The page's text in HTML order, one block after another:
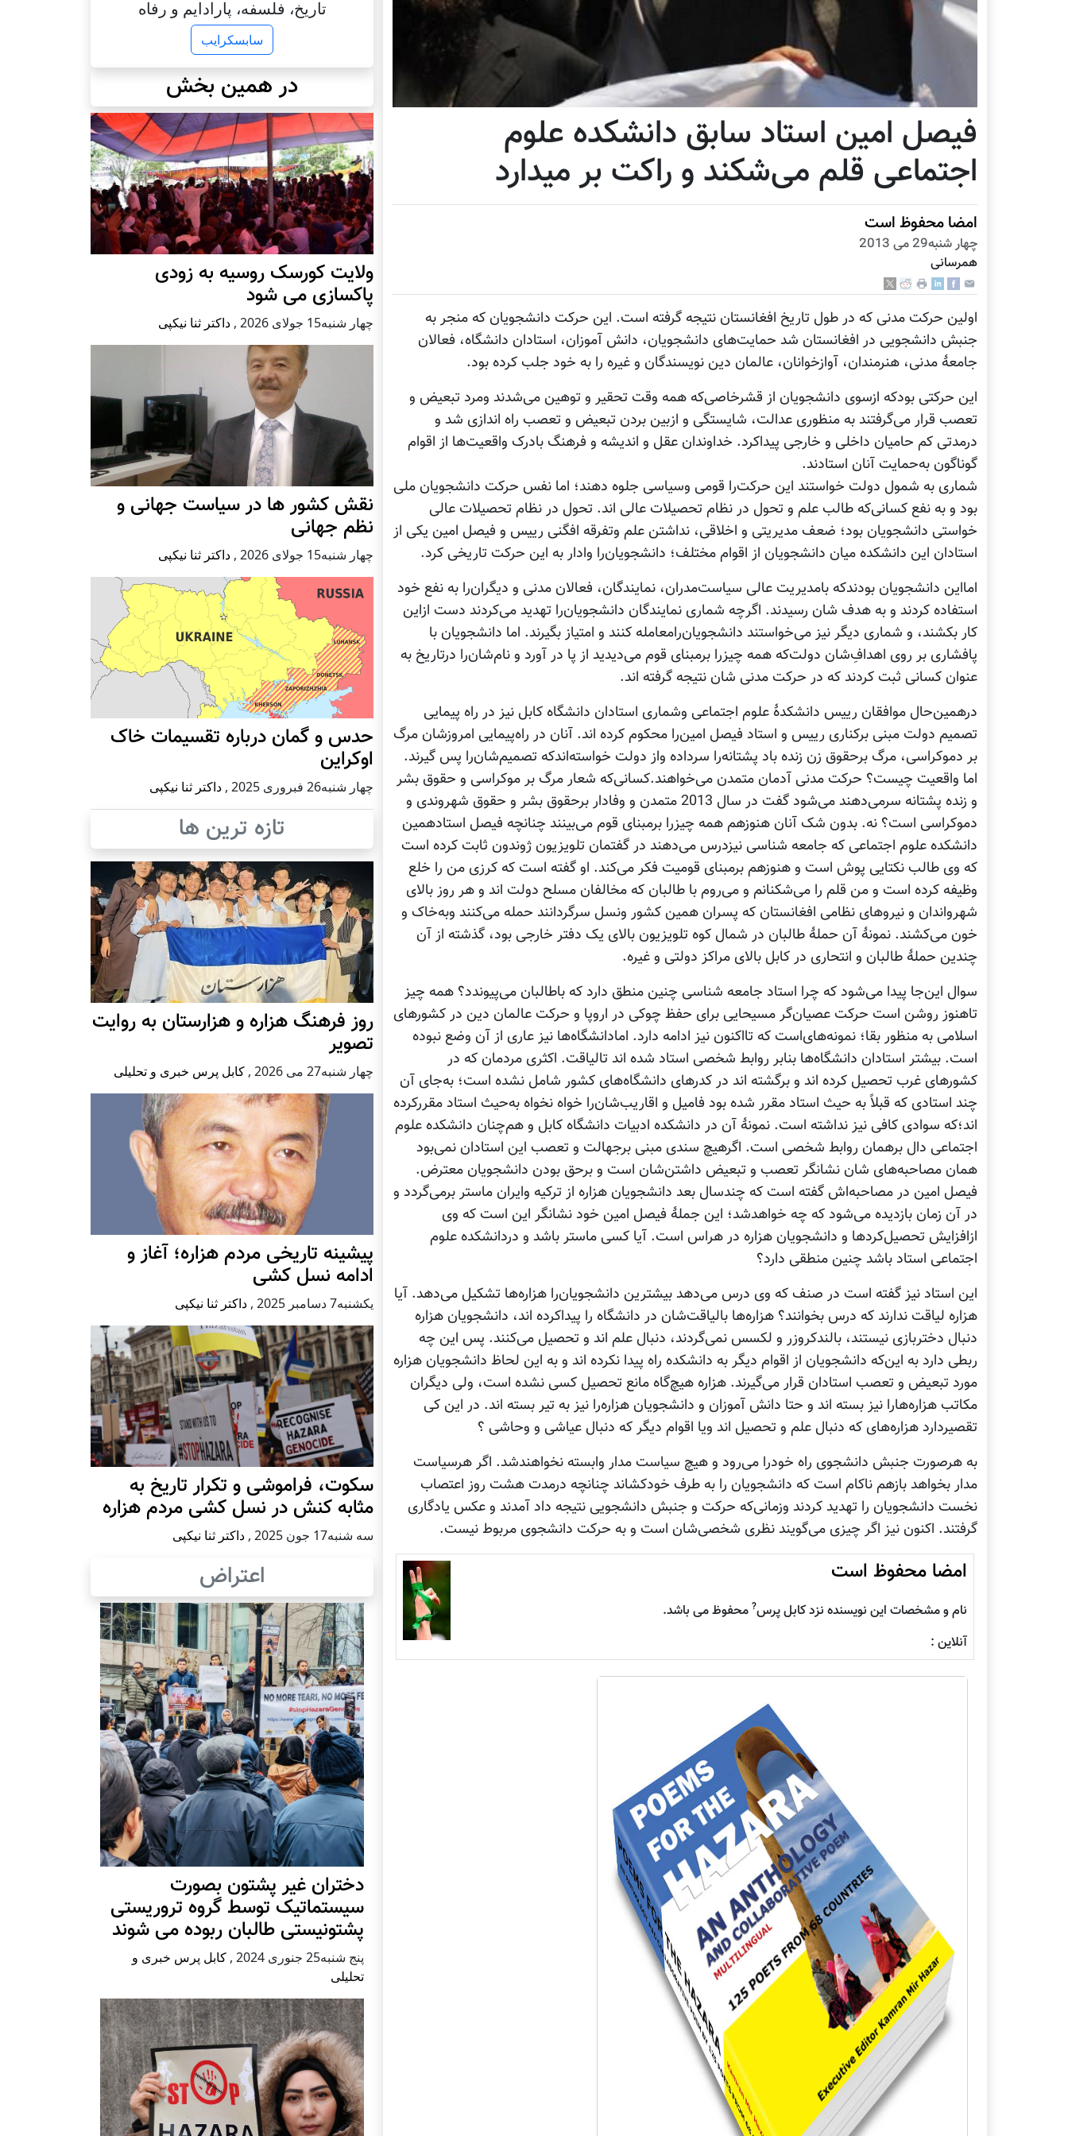
فیصل امین استاد سابق دانشکده علوم
اجتماعی قلم می‌شکند و راکت بر میدارد
امضا محفوظ است
چهار شنبه29 می 2013
همرسانی
اولین حرکت مدنی که در طول تاریخ افغانستان نتیجه گرفته است. این حرکت دانشجویان که منجر به
جنبش دانشجویی در افغانستان شد حمایت‌های دانشجویان، دانش آموزان، استادان دانشگاه، فعالان
جامعۀ مدنی، هنرمندان، آوازخوانان، عالمان دین نویسندگان و غیره را به خود جلب کرده بود.
این حرکتی بودکه ازسوی دانشجویان از قشرخاصی‌که همه وقت تحقیر و توهین می‌شدند ومرد تبعیض و
تعصب قرار می‌گرفتند به منظوری عدالت، شایستگی و ازبین بردن تبعیض و تعصب راه اندازی شد و
درمدتی کم حامیان داخلی و خارجی پیداکرد. خداوندان عقل و اندیشه و فرهنگ بادرک واقعیت‌ها از اقوام
گوناگون به‌حمایت آنان استادند.
شماری به شمول دولت خواستند این حرکت‌را قومی وسیاسی جلوه دهند؛ اما نفس حرکت دانشجویان ملی
بود و به نفع کسانی‌که طالب علم و تحول در نظام تحصیلات عالی اند. تحول در نظام تحصیلات عالی
خواستی دانشجویان بود؛ ضعف مدیریتی و اخلاقی، نداشتن علم وتفرقه افگنی رییس و فیصل امین یکی از
استادان این دانشکده میان دانشجویان از اقوام مختلف؛ دانشجویان‌را وادار به این حرکت تاریخی کرد.
امااین دانشجویان بودندکه بامدیریت عالی سیاست‌مدران، نمایندگان، فعالان مدنی و دیگران‌را به نفع خود
استفاده کردند و به هدف شان رسیدند. اگرچه شماری نمایندگان دانشجویان‌را تهدید می‌کردند دست ازاین
کار بکشند، و شماری دیگر نیز می‌خواستند دانشجویان‌رامعامله کنند و امتیاز بگیرند. اما دانشجویان با
پافشاری بر روی اهداف‌ِشان دولت‌که همه چیز‌را برمبنای قوم می‌دیدید از پا در آورد و نام‌شان‌را درتاریخ به
عنوان کسانی ثبت کردند که در حرکت مدنی شان نتیجه گرفته اند.
درهمین‌حال موافقان رییس دانشکدۀ علوم اجتماعی وشماری استادان دانشگاه کابل نیز در راه پیمایی
تصمیم دولت مبنی برکناری رییس و استاد فیصل امین‌را محکوم کرده اند. آنان در راه‌پیمایی امروزشان مرگ
بر دموکراسی، مرگ برحقوق زن زنده باد پشتانه‌را سرداده واز دولت خواسته‌اندکه تصمیم‌شان‌را پس گیرند.
اما واقعیت چیست؟ حرکت مدنی آدمان متمدن می‌خواهند.کسانی‌که شعار مرگ بر موکراسی و حقوق بشر
و زنده پشتانه سرمی‌دهند می‌شود گفت در سال 2013 متمدن و وفادار برحقوق بشر و حقوق شهروندی و
دموکراسی است؟ نه. بدون شک آنان هنوزهم همه چیزرا برمبنای قوم می‌بینند چنانچه فیصل استادهمین
دانشکده علوم اجتماعی که جامعه شناسی نیزدرس می‌دهند در گفتمان تلویزیون ژوندون ثابت کرده است
که وی طالب نکتایی پوش است و هنوزهم برمبنای قومیت فکر می‌کند. او گفته است که کرزی من را خلع
وظیفه کرده است و من قلم را می‌شکنانم و می‌روم با طالبان که مخالفان مسلح دولت اند و هر روز بالای
شهرواندان و نیروهای نظامی افغانستان که پسران همین کشور ونسل سرگردانند حمله می‌کنند وبه‌خاک و
خون می‌کشند. نمونۀ آن حملۀ طالبان در شمال کوه تلویزیون بالای یک دفتر خارجی بود، گذشته از آن
چندین حملۀ طالبان و انتحاری در کابل بالای مراکز دولتی و غیره.
سوال این‌جا پیدا می‌شود که چرا استاد جامعه شناسی چنین منطق دارد که باطالبان می‌پیوندد؟ همه چیز
تاهنوز روشن است حرکت عصیان‌گر مسیحایی برای حفظ چوکی در اروپا و حرکت عالمان دین در کشورهای
اسلامی به منظور بقا؛ نمونه‌های‌است که تااکنون نیز ادامه دارد. امادانشگاه‌ها نیز عاری از آن وضع نبوده
است. بیشتر استادان دانشگاه‌ها بنابر روابط شخصی استاد شده اند تالیاقت. اکثری مردمان که در
کشورهای غرب تحصیل کرده اند و برگشته اند در کدرهای دانشگاه‌های کشور شامل نشده است؛ به‌جای آن
چند استادی که قبلاً به حیث استاد مقرر شده بود فامیل و اقاریب‌شان‌را خواه نخواه به‌حیث استاد مقررکرده
اند؛که سوادی کافی نیز نداشته است. نمونۀ آن در دانشکده ادبیات دانشگاه کابل و هم‌چنان دانشکده علوم
اجتماعی دال برهمان روابط شخصی است. اگرهیچ سندی مبنی برجهالت و تعصب این استادان نمی‌بود
همان مصاحبه‌های شان نشانگر تعصب و تبعیض داشتن‌شان است و برحق بودن دانشجویان معترض.
فیصل امین در مصاحبه‌اش گفته است که چندسال بعد دانشجویان هزاره از ترکیه وایران ماستر برمی‌گردد و
در آن زمان بازدیده می‌شود که چه خواهدشد؛ این جملۀ فیصل امین خود نشانگر این است که وی
ازافزایش تحصیل‌کردها و دانشجویان هزاره در هراس است. آیا کسی ماستر باشد و دردانشکده علوم
اجتماعی استاد باشد چنین منطقی دارد؟
این استاد نیز گفته است در صنف که وی درس می‌دهد بیشترین دانشجویان‌را هزاره‌ها تشکیل می‌دهد. آیا
هزاره لیاقت ندارند که درس بخوانند؟ هزاره‌ها بالیاقت‌شان در دانشگاه را پیداکرده اند، دانشجویان هزاره
دنبال دختربازی نیستند، بالندکروزر و لکسس نمی‌گردند، دنبال علم اند و تحصیل می‌کنند. پس این چه
ربطی دارد به این‌که دانشجویان از اقوام دیگر به دانشکده راه پیدا نکرده اند و به این لحاظ دانشجویان هزاره
مورد تبعیض و تعصب استادان قرار می‌گیرند. هزاره هیچ‌گاه مانع تحصیل کسی نشده است، ولی دیگران
مکاتب هزاره‌هارا نیز بسته اند و حتا دانش آموزان و دانشجویان هزاره‌را نیز به تیر بسته اند. در این کی
تقصیردارد هزاره‌های که دنبال علم و تحصیل اند ویا اقوام دیگر که دنبال عیاشی و وحاشی ؟
به هرصورت جنبش دانشجوی راه خودرا می‌رود و هیچ سیاست مدار وابسته نخواهندشد. اگر هرسیاست
مدار بخواهد بازهم ناکام است که دانشجویان را به طرف خودکشاند چنانچه درمدت هشت روز اعتصاب
نخست دانشجویان را تهدید کردند وزمانی‌که حرکت و جنبش دانشجویی نتیجه داد آمدند و عکس یادگاری
گرفتند. اکنون نیز اگر چیزی می‌گویند نظری شخصی‌شان است و به حرکت دانشجوی مربوط نیست.
امضا محفوظ است
نام و مشخصات این نویسنده نزد کابل پرس? محفوظ می باشد.
آنلاین :
تاریخ، فلسفه، پارادایم و رفاه
سابسکرایب
در همین بخش
ولایت کورسک روسیه به زودی
پاکسازی می شود
چهار شنبه15 جولای 2026 , داکتر ثنا نیکپی
نقش کشور ها در سیاست جهانی و
نظم جهانی
چهار شنبه15 جولای 2026 , داکتر ثنا نیکپی
حدس و گمان درباره تقسیمات خاک
اوکراین
چهار شنبه26 فبروری 2025 , داکتر ثنا نیکپی
تازه ترین ها
روز فرهنگ هزاره و هزارستان به روایت
تصویر
چهار شنبه27 می 2026 , کابل پرس خبری و تحلیلی
پيشينه تاريخی مردم هزاره؛ آغاز و
ادامه نسل کشی
يكشنبه7 دسامبر 2025 , داکتر ثنا نیکپی
سکوت، فراموشی و تکرار تاريخ به
مثابه کنش در نسل کشی مردم هزاره
سه شنبه17 جون 2025 , داکتر ثنا نیکپی
اعتراض
دختران غیر پشتون بصورت
سیستماتیک توسط گروه تروریستی
پشتونیستی طالبان ربوده می شوند
پنج شنبه25 جنوری 2024 , کابل پرس خبری و
تحلیلی